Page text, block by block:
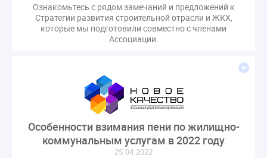
Ознакомьтесь с рядом замечаний и предложений к
Стратегии развития строительной отрасли и ЖКХ,
которые мы подготовили совместно с членами
Ассоциации.
Особенности взимания пени по жилищно-
коммунальным услугам в 2022 году
25.04.2022